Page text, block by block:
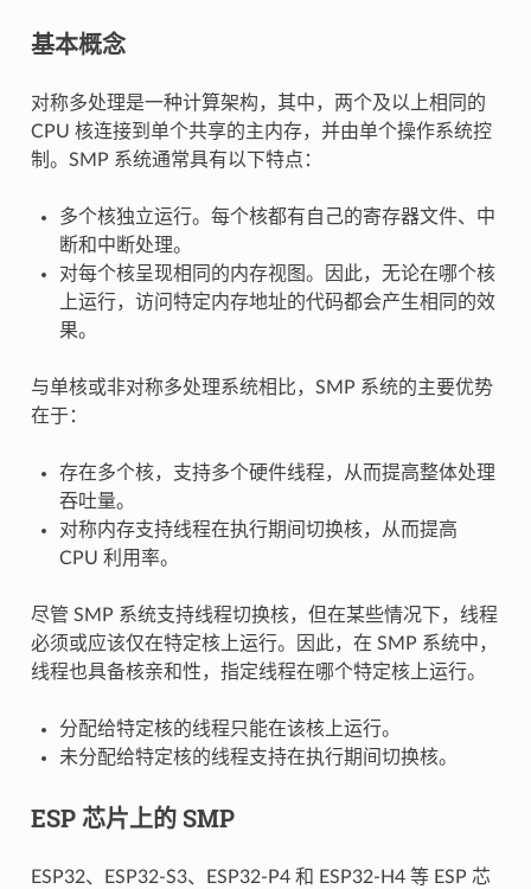
基本概念
对称多处理是一种计算架构，其中，两个及以上相同的
CPU 核连接到单个共享的主内存，并由单个操作系统控
制。SMP 系统通常具有以下特点：
多个核独立运行。每个核都有自己的寄存器文件、中
断和中断处理。
对每个核呈现相同的内存视图。因此，无论在哪个核
上运行，访问特定内存地址的代码都会产生相同的效
果。
与单核或非对称多处理系统相比，SMP 系统的主要优势
在于：
存在多个核，支持多个硬件线程，从而提高整体处理
吞吐量。
对称内存支持线程在执行期间切换核，从而提高
CPU 利用率。
尽管 SMP 系统支持线程切换核，但在某些情况下，线程
必须或应该仅在特定核上运行。因此，在 SMP 系统中，
线程也具备核亲和性，指定线程在哪个特定核上运行。
分配给特定核的线程只能在该核上运行。
未分配给特定核的线程支持在执行期间切换核。
ESP 芯片上的 SMP
ESP32、ESP32-S3、ESP32-P4 和 ESP32-H4 等 ESP 芯